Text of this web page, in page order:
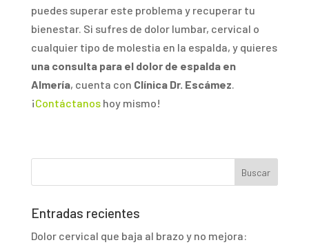
puedes superar este problema y recuperar tu
bienestar. Si sufres de dolor lumbar, cervical o
cualquier tipo de molestia en la espalda, y quieres
una consulta para el dolor de espalda en
Almería, cuenta con Clínica Dr. Escámez.
¡Contáctanoshoy mismo!
Entradas recientes
Dolor cervical que baja al brazo y no mejora: